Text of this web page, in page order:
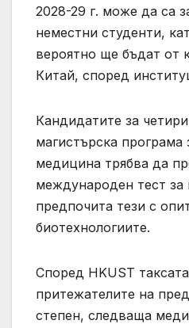
2028-29 г. може да са
неместни студенти,
вероятно ще бъдат от
Китай, според
Кандидатите за
магистърска програма
медицина трябва да
международен тест за
предпочита тези с
биотехнологиите.
Според HKUST
притежателите на
степен, следваща